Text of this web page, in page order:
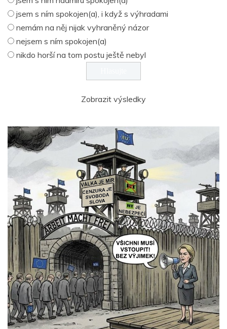
jsem s ním spokojen(a), i když s výhradami
nemám na něj nijak vyhraněný názor
nejsem s ním spokojen(a)
nikdo horší na tom postu ještě nebyl
Zobrazit výsledky